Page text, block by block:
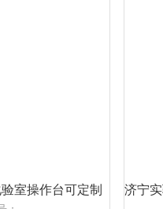
室操作台可定制